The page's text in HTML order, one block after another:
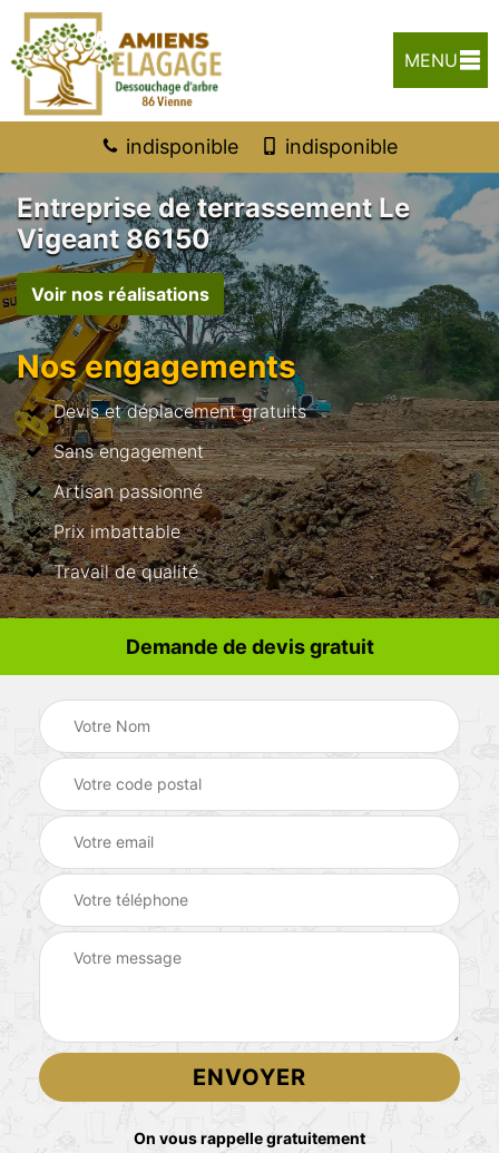
MENU
indisponible indisponible
Entreprise de terrassement Le
Vigeant 86150
Voir nos réalisations
Nos engagements
Devis et déplacement gratuits
Sans engagement
Artisan passionné
Prix imbattable
Travail de qualité
Demande de devis gratuit
On vous rappelle gratuitement